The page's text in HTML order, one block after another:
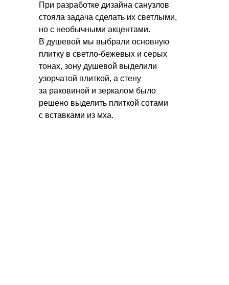
При разработке дизайна санузлов
стояла задача сделать их светлыми,
но с необычными акцентами.
В душевой мы выбрали основную
плитку в светло-бежевых и серых
тонах, зону душевой выделили
узорчатой плиткой, а стену
за раковиной и зеркалом было
решено выделить плиткой сотами
с вставками из мха.